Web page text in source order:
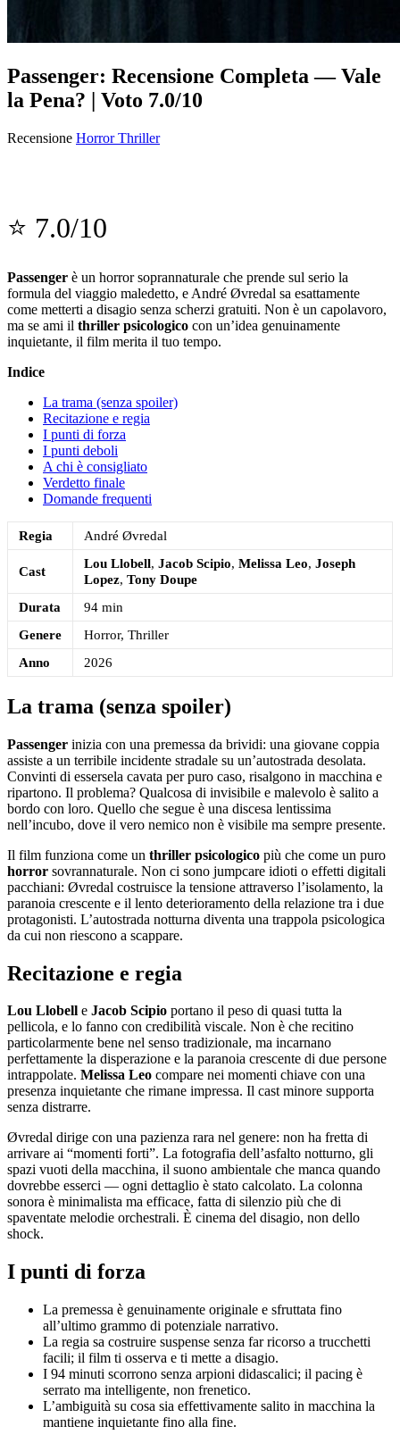
Passenger: Recensione Completa — Vale
la Pena? | Voto 7.0/10
Recensione HorrorThriller
⭐ 7.0/10
Passenger è un horror soprannaturale che prende sul serio la
formula del viaggio maledetto, e André Øvredal sa esattamente
come metterti a disagio senza scherzi gratuiti. Non è un capolavoro,
ma se ami il thriller psicologico con un’idea genuinamente
inquietante, il film merita il tuo tempo.
Indice
La trama (senza spoiler)
Recitazione e regia
I punti di forza
I punti deboli
A chi è consigliato
Verdetto finale
Domande frequenti
Regia André Øvredal
Cast
Lou Llobell, Jacob Scipio, Melissa Leo, Joseph
Lopez, Tony Doupe
Durata
94 min
Genere
Horror, Thriller
Anno
2026
La trama (senza spoiler)
Passenger inizia con una premessa da brividi: una giovane coppia
assiste a un terribile incidente stradale su un’autostrada desolata.
Convinti di essersela cavata per puro caso, risalgono in macchina e
ripartono. Il problema? Qualcosa di invisibile e malevolo è salito a
bordo con loro. Quello che segue è una discesa lentissima
nell’incubo, dove il vero nemico non è visibile ma sempre presente.
Il film funziona come un thriller psicologico più che come un puro
horror sovrannaturale. Non ci sono jumpcare idioti o effetti digitali
pacchiani: Øvredal costruisce la tensione attraverso l’isolamento, la
paranoia crescente e il lento deterioramento della relazione tra i due
protagonisti. L’autostrada notturna diventa una trappola psicologica
da cui non riescono a scappare.
Recitazione e regia
Lou Llobell e Jacob Scipio portano il peso di quasi tutta la
pellicola, e lo fanno con credibilità viscale. Non è che recitino
particolarmente bene nel senso tradizionale, ma incarnano
perfettamente la disperazione e la paranoia crescente di due persone
intrappolate. Melissa Leo compare nei momenti chiave con una
presenza inquietante che rimane impressa. Il cast minore supporta
senza distrarre.
Øvredal dirige con una pazienza rara nel genere: non ha fretta di
arrivare ai “momenti forti”. La fotografia dell’asfalto notturno, gli
spazi vuoti della macchina, il suono ambientale che manca quando
dovrebbe esserci — ogni dettaglio è stato calcolato. La colonna
sonora è minimalista ma efficace, fatta di silenzio più che di
spaventate melodie orchestrali. È cinema del disagio, non dello
shock.
I punti di forza
La premessa è genuinamente originale e sfruttata fino
all’ultimo grammo di potenziale narrativo.
La regia sa costruire suspense senza far ricorso a trucchetti
facili; il film ti osserva e ti mette a disagio.
I 94 minuti scorrono senza arpioni didascalici; il pacing è
serrato ma intelligente, non frenetico.
L’ambiguità su cosa sia effettivamente salito in macchina la
mantiene inquietante fino alla fine.